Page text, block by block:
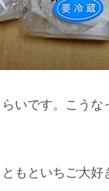
いです。こう
もといちご大好